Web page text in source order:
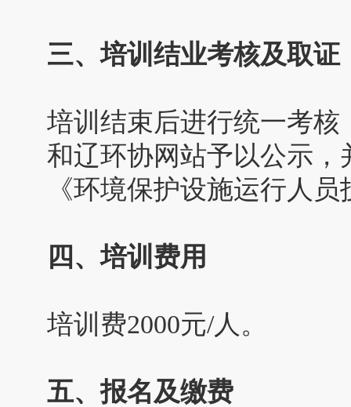
三、培训结业考核及取证
培训结束后进行统一考
和辽环协网站予以公示
《环境保护设施运行人
四、培训费用
培训费2000元/人。
五、报名及缴费